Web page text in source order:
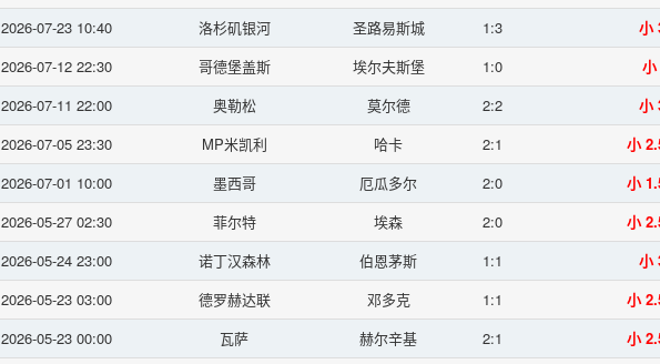
2026-07-23 10:40 洛杉矶银河 圣路易斯城 1:3 小
2026-07-12 22:30 哥德堡盖斯 埃尔夫斯堡 1:0 小
2026-07-11 22:00 奥勒松 莫尔德 2:2 小
2026-07-05 23:30 MP米凯利 哈卡 2:1 小
2026-07-01 10:00 墨西哥 厄瓜多尔 2:0 小
2026-05-27 02:30 菲尔特 埃森 2:0 小
2026-05-24 23:00 诺丁汉森林 伯恩茅斯 1:1 小
2026-05-23 03:00 德罗赫达联 邓多克 1:1 小
2026-05-23 00:00 瓦萨 赫尔辛基 2:1 小